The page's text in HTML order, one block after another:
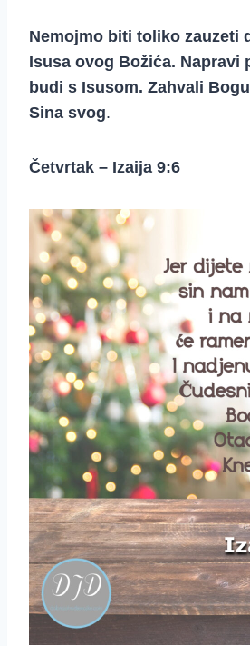
Nemojmo biti toliko zauzeti
Isusa ovog Božića. Napravi
budi s Isusom. Zahvali
Sina svog.
Četvrtak – Izaija 9:6